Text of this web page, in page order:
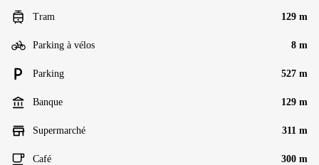
Tram 129 m
Parking à vélos 8 m
Parking 527 m
Banque 129 m
Supermarché 311 m
Café 300 m